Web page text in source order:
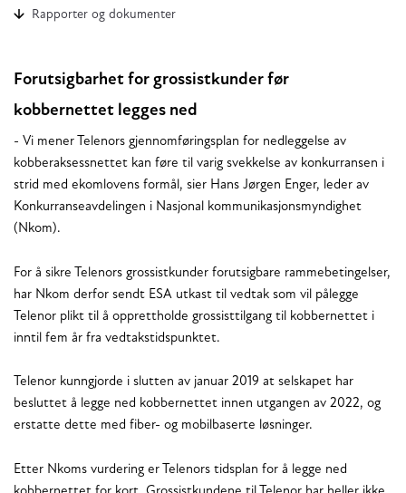
Rapporter og dokumenter
Forutsigbarhet for grossistkunder før
kobbernettet legges ned
- Vi mener Telenors gjennomføringsplan for nedleggelse av
kobberaksessnettet kan føre til varig svekkelse av konkurransen i
strid med ekomlovens formål, sier Hans Jørgen Enger, leder av
Konkurranseavdelingen i Nasjonal kommunikasjonsmyndighet
(Nkom).
For å sikre Telenors grossistkunder forutsigbare rammebetingelser,
har Nkom derfor sendt ESA utkast til vedtak som vil pålegge
Telenor plikt til å opprettholde grossisttilgang til kobbernettet i
inntil fem år fra vedtakstidspunktet.
Telenor kunngjorde i slutten av januar 2019 at selskapet har
besluttet å legge ned kobbernettet innen utgangen av 2022, og
erstatte dette med fiber- og mobilbaserte løsninger.
Etter Nkoms vurdering er Telenors tidsplan for å legge ned